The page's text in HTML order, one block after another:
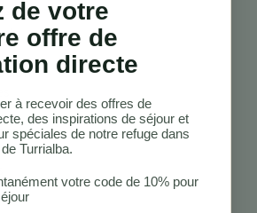
de votre
offre de
directe
à recevoir des offres de
des inspirations de séjour et
spéciales de notre refuge dans
Turrialba.
votre code de 10% pour